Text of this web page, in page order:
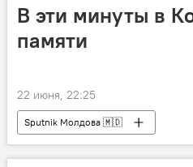
В эти минуты в
памяти
22 июня, 22:25
Sputnik Молдова 🇲🇩